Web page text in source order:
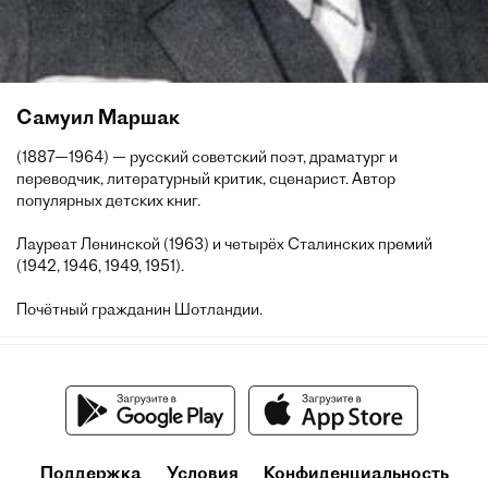
Самуил Маршак
(1887—1964) — русский советский поэт, драматург и
переводчик, литературный критик, сценарист. Автор
популярных детских книг.
Лауреат Ленинской (1963) и четырёх Сталинских премий
(1942, 1946, 1949, 1951).
Почётный гражданин Шотландии.
Поддержка Условия Конфиденциальность